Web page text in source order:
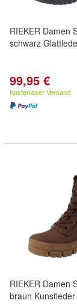
RIEKER Damen
schwarz
99,95 €
Kostenloser Versand
RIEKER Damen
braun Kunstleder